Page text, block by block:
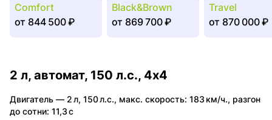
Comfort
от 844 500 ₽
Black&Brown
от 869 700 ₽
Travel
от 870 000 ₽
2 л, автомат, 150 л.с., 4x4
Двигатель — 2 л, 150 л.с., макс. скорость: 183 км/ч., разгон
до сотни: 11,3 с